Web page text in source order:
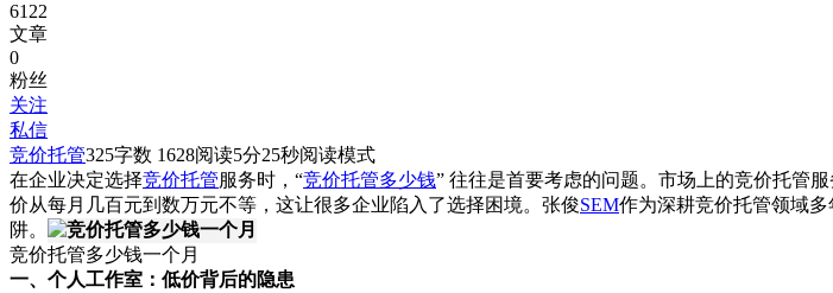
6122
文章
0
粉丝
关注
私信
竞价托管325字数 1628阅读5分25秒阅读模式
在企业决定选择竞价托管服务时，“竞价托管多少钱” 往往是首要考虑的问题。市场上的竞价托管
价从每月几百元到数万元不等，这让很多企业陷入了选择困境。张俊SEM作为深耕竞价托管领域
阱。
竞价托管多少钱一个月
一、个人工作室：低价背后的隐患